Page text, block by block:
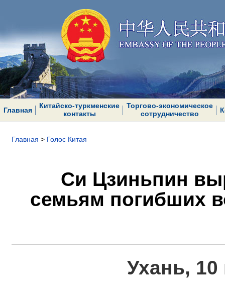
Главная
Китайско-туркменские
контакты
Торгово-экономическое
сотрудничество
Главная > Голос Китая
Си Цзиньпин
семьям погибших
Ухань,